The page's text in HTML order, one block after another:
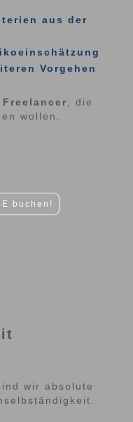
aus der
Vorgehen
, die
wollen.
buchen!
wir absolute